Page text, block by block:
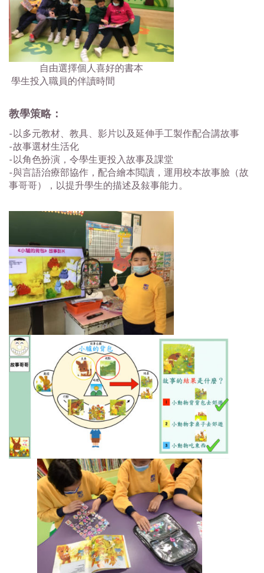
自由選擇個人喜好的書本
學生投入職員的伴讀時間
教學策略：
-以多元教材、教具、影片以及延伸手工製作配合講故事
-故事選材生活化
-以角色扮演，令學生更投入故事及課堂
-與言語治療部協作，配合繪本閲讀，運用校本故事臉（故
事哥哥），以提升學生的描述及敍事能力。